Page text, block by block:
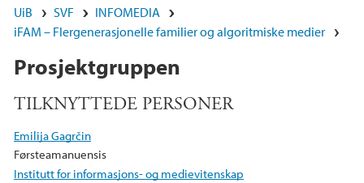
UiB SVF
INFOMEDIA
iFAM – Flergenerasjonelle familier og algoritmiske medier
Prosjektgruppen
TILKNYTTEDE PERSONER
Emilija Gagrčin
Førsteamanuensis
Institutt for informasjons- og medievitenskap